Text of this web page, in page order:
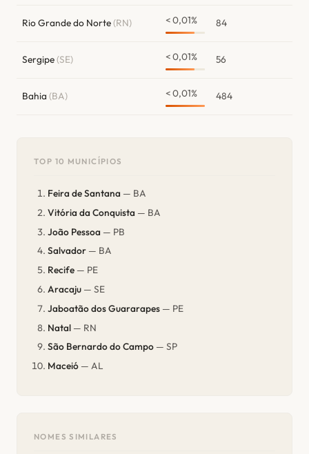
Rio Grande do Norte(RN) < 0,01% 84
Sergipe(SE) < 0,01% 56
Bahia (BA) < 0,01% 484
TOP 10 MUNICÍPIOS
Feira de Santana — BA
Vitória da Conquista — BA
João Pessoa — PB
Salvador — BA
Recife — PE
Aracaju — SE
Jaboatão dos Guararapes — PE
Natal — RN
São Bernardo do Campo — SP
Maceió — AL
NOMES SIMILARES